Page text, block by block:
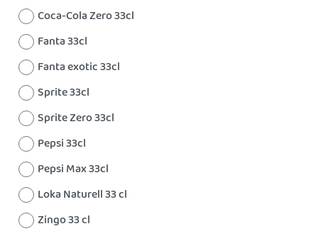
Coca-Cola Zero 33cl
Fanta 33cl
Fanta exotic 33cl
Sprite 33cl
Sprite Zero 33cl
Pepsi 33cl
Pepsi Max 33cl
Loka Naturell 33 cl
Zingo 33 cl